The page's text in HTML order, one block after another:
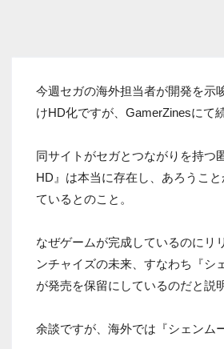
今週セガの海外担当者が開発を示
けHD化ですが、GamerZinesにて
同サイトがセガとつながりを持つ
HD』は本当に存在し、あろうこ
ているとのこと。
なぜゲームが完成しているのにリ
ンチャイズの未来、すなわち『シ
が発売を保留にしているのだと説
余談ですが、海外では『シェンム